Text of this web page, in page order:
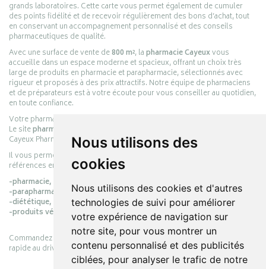
Nous utilisons des
cookies
Nous utilisons des cookies et d'autres
technologies de suivi pour améliorer
votre expérience de navigation sur
notre site, pour vous montrer un
contenu personnalisé et des publicités
ciblées, pour analyser le trafic de notre
grands laboratoires. Cette carte vous permet également de cumuler
des points fidélité et de recevoir régulièrement des bons d’achat, tout
en conservant un accompagnement personnalisé et des conseils
pharmaceutiques de qualité.
Avec une surface de vente de800 m², lapharmacie Cayeuxvous
accueille dans un espace moderne et spacieux, offrant un choix très
large de produits en pharmacie et parapharmacie, sélectionnés avec
rigueur et proposés à des prix attractifs. Notre équipe de pharmaciens
et de préparateurs est à votre écoute pour vous conseiller au quotidien,
en toute confiance.
Votre pharmacie en ligne :
Le sitepharmacie-cayeux.fr
Cayeux Pharmabest Berck-sur-Mer – Rang-du-Fliers.
Il vous permet de réaliser vos achats en ligne parmi des milliers de
références en :
-pharmacie,
-parapharmacie,
-diététique,
-produits vétérinaires.
Commandez simplement vos produits en ligne et choisissez le retrait
rapide au drive ou la livraison à domicile, en toute simplicité.